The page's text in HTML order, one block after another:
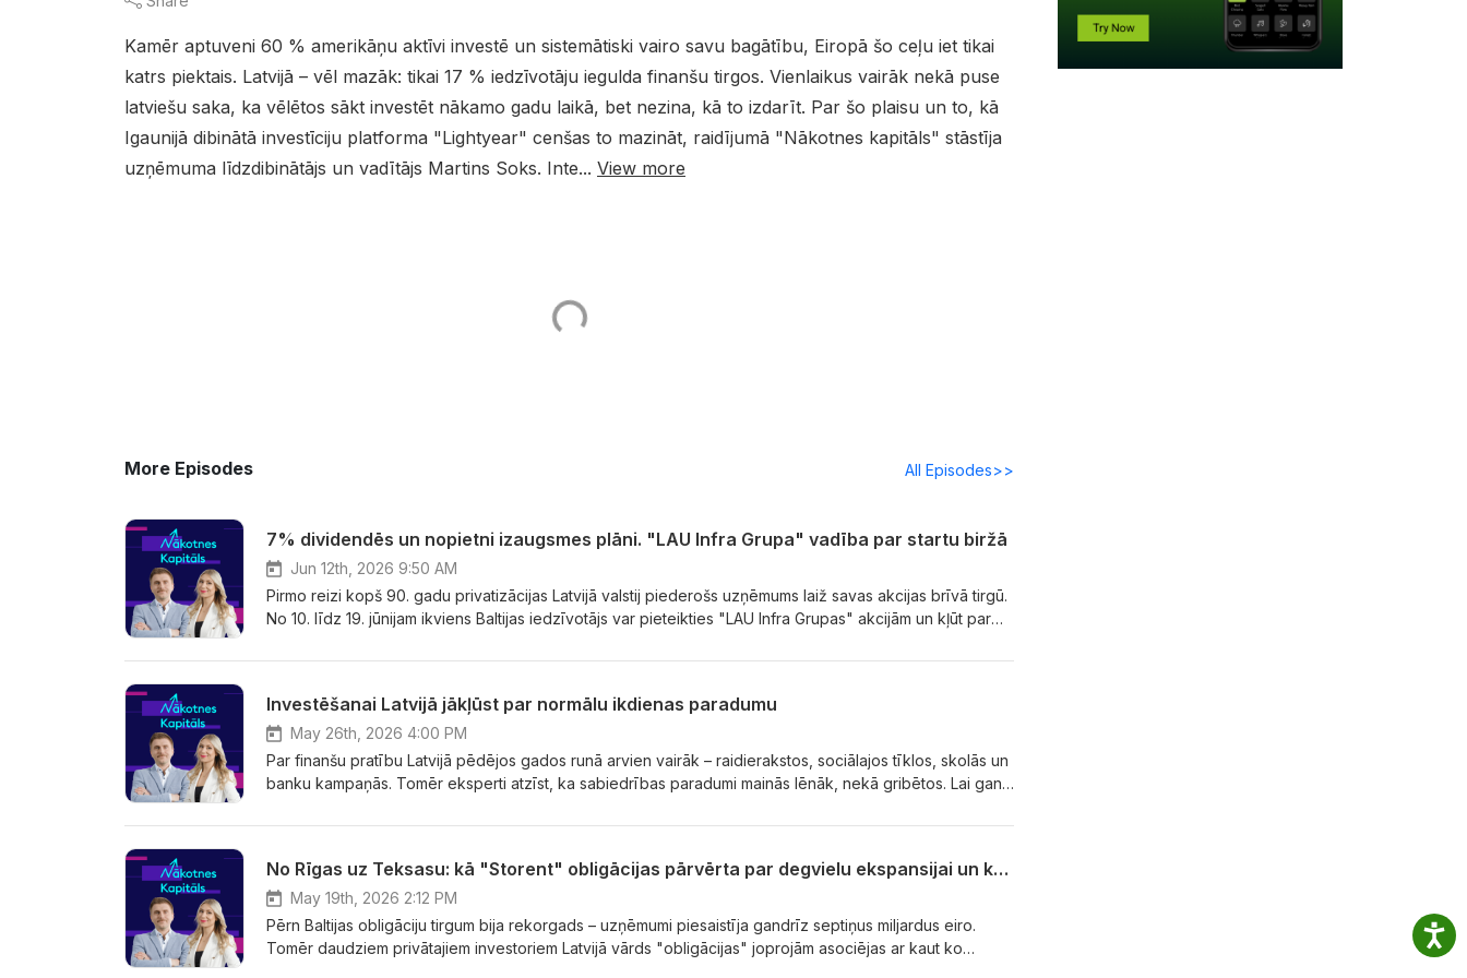
Kamēr aptuveni 60 % amerikāņu aktīvi investē un sistemātiski vairo savu bagātību, Eiropā šo ceļu iet tikai
katrs piektais. Latvijā – vēl mazāk: tikai 17 % iedzīvotāju iegulda finanšu tirgos. Vienlaikus vairāk nekā puse
latviešu saka, ka vēlētos sākt investēt nākamo gadu laikā, bet nezina, kā to izdarīt. Par šo plaisu un to, kā
Igaunijā dibinātā investīciju platforma "Lightyear" cenšas to mazināt, raidījumā "Nākotnes kapitāls" stāstīja
uzņēmuma līdzdibinātājs un vadītājs Martins Soks. Inte... View more
More Episodes All Episodes>>
7% dividendēs un nopietni izaugsmes plāni. "LAU Infra Grupa" vadība par startu biržā
Jun 12th, 2026 9:50 AM
Pirmo reizi kopš 90. gadu privatizācijas Latvijā valstij piederošs uzņēmums laiž savas akcijas brīvā tirgū.
No 10. līdz 19. jūnijam ikviens Baltijas iedzīvotājs var pieteikties "LAU Infra Grupas" akcijām un kļūt par
vēsturisks un vietējam kapitāltirgum svarīgs. Par uzņēmuma finanšu rādītājiem, nākotnes plāniem un
Vitkovskis un valdes loceklis Armands Beiziķis.
Investēšanai Latvijā jākļūst par normālu ikdienas paradumu
May 26th, 2026 4:00 PM
Par finanšu pratību Latvijā pēdējos gados runā arvien vairāk – raidierakstos, sociālajos tīklos, skolās un
banku kampaņās. Tomēr eksperti atzīst, ka sabiedrības paradumi mainās lēnāk, nekā gribētos. Lai gan
investēšana ir sarežģīta, riskanta vai domāta tikai turīgajiem. Raidījumā “Nākotnes kapitāls” par to
un “Investoru festivāla” organizatore Inta Buša.
No Rīgas uz Teksasu: kā "Storent" obligācijas pārvērta par degvielu ekspansijai un ko parāda vērtspapīriem sola nākotne
May 19th, 2026 2:12 PM
Pērn Baltijas obligāciju tirgum bija rekorgads – uzņēmumi piesaistīja gandrīz septiņus miljardus eiro.
Tomēr daudziem privātajiem investoriem Latvijā vārds "obligācijas" joprojām asociējas ar kaut ko